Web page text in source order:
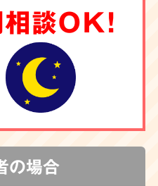
談OK！
の場合